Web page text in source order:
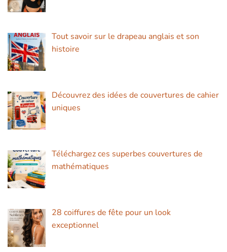
Tout savoir sur le drapeau anglais et son
histoire
Découvrez des idées de couvertures de cahier
uniques
Téléchargez ces superbes couvertures de
mathématiques
28 coiffures de fête pour un look
exceptionnel